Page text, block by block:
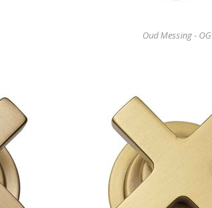
Oud Messing - OG